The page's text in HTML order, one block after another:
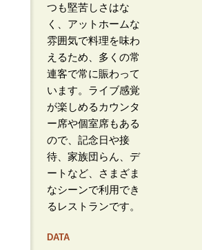
つも堅苦しさはな
く、アットホームな
雰囲気で料理を味わ
えるため、多くの常
連客で常に賑わって
います。ライブ感覚
が楽しめるカウンタ
ー席や個室席もある
ので、記念日や接
待、家族団らん、デ
ートなど、さまざま
なシーンで利用でき
るレストランです。
DATA